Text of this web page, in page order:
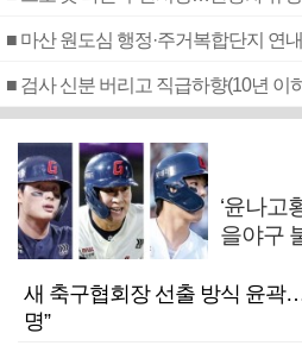
■ 마산 원도심 행정·주거복합단지 연
‘윤나
을야구
새 축구협회장 선출 방식 윤곽
명”